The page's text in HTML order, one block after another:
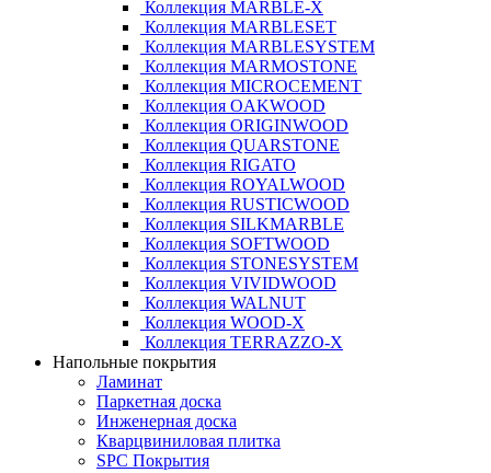
Коллекция MARBLE-X
Коллекция MARBLESET
Коллекция MARBLESYSTEM
Коллекция MARMOSTONE
Коллекция MICROCEMENT
Коллекция OAKWOOD
Коллекция ORIGINWOOD
Коллекция QUARSTONE
Коллекция RIGATO
Коллекция ROYALWOOD
Коллекция RUSTICWOOD
Коллекция SILKMARBLE
Коллекция SOFTWOOD
Коллекция STONESYSTEM
Коллекция VIVIDWOOD
Коллекция WALNUT
Коллекция WOOD-X
Коллекция ТЕRRАZZO-X
Напольные покрытия
Ламинат
Паркетная доска
Инженерная доска
Кварцвиниловая плитка
SPC Покрытия